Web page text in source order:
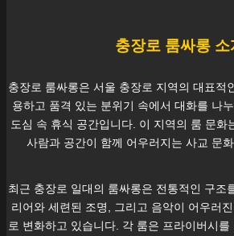
충장로 룸싸롱 소
충장로 룸싸롱은 서울 충장로 지역의 대표적
용하고 품격 있는 분위기 속에서 대화를 나
도심 속 휴식 공간입니다. 이 지역의 룸 문화
사람과 공간이 함께 어우러지는 사교 문
최근 충장로 일대의 룸싸롱은 전통적인 구조
리어와 세련된 조명, 그리고 음악이 어우러진
로 변화하고 있습니다. 각 룸은 프라이버시